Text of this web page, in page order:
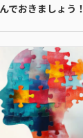
でおきましょう！